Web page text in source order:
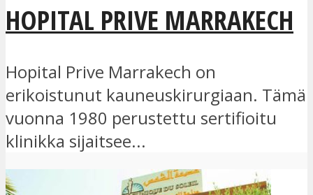
HOPITAL PRIVE MARRAKECH
Hopital Prive Marrakech on
erikoistunut kauneuskirurgiaan. Tämä
vuonna 1980 perustettu sertifioitu
klinikka sijaitsee...